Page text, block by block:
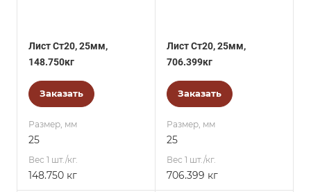
Лист Ст20, 25мм,
148.750кг
Заказать
Размер, мм
25
Вес 1 шт./кг.
148.750 кг
Лист Ст20, 25мм,
706.399кг
Заказать
Размер, мм
25
Вес 1 шт./кг.
706.399 кг